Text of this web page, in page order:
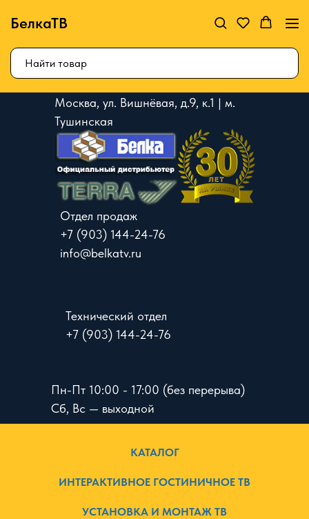
БелкаТВ
Москва, ул. Вишнёвая, д.9, к.1 | м.
Тушинская
Отдел продаж
+7 (903) 144-24-76
info@belkatv.ru
Пн-Пт 10:00 - 17:00 (без перерыва)
Сб, Вс — выходной
Технический отдел
+7 (903) 144-24-76
КАТАЛОГ
ИНТЕРАКТИВНОЕ ГОСТИНИЧНОЕ ТВ
УСТАНОВКА И МОНТАЖ ТВ